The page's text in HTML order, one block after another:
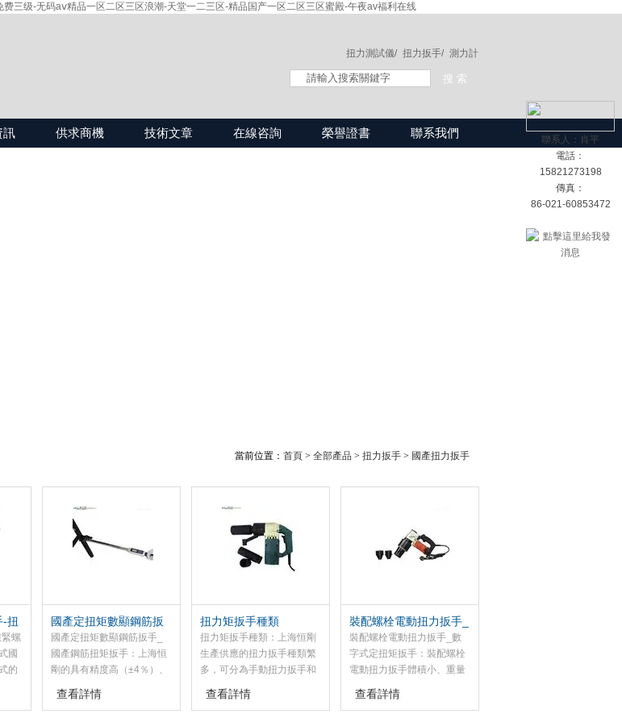
三级-无码aⅴ精品一区二区三区浪潮-天堂一二三区-精品国产一区二区三区蜜殿-午夜av福利在线
測力計
扭力扳手/
扭力測試儀/
訊 供求商機 技術文章 在線咨詢 榮譽證書 聯系我們
當前位置： 首頁 > 全部產品 > 扭力扳手 > 國產扭力扳手
-扭
螺
國
的
，
在
國產定扭矩數顯鋼筋扳
手_國產鋼筋扭矩扳手
國產定扭矩數顯鋼筋扳手_
國產鋼筋扭矩扳手：上海恒
剛的具有精度高（±4％）、
造型美觀、使用、性好、頭
部（棘輪、開口、梅花）可
查看詳情
扭力矩扳手種類
扭力矩扳手種類：上海恒剛
生產供應的扭力扳手種類繁
多，可分為手動扭力扳手和
電動扭力扳手，力矩扳手又
叫扭矩扳手、扭矩可調扳
查看詳情
裝配螺栓電動扭力扳手_
數字式定扭矩扳手
裝配螺栓電動扭力扳手_數
字式定扭矩扳手：裝配螺栓
電動扭力扳手體積小、重量
輕、安全可靠。由于采用靜
扭結構，運轉平穩，無振
查看詳情
聯系人：肖平
電話：
15821273198
傳真：
86-021-60853472